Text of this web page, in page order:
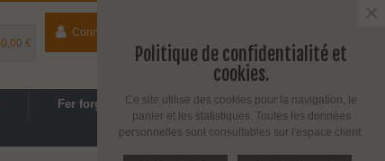
0,00 €
Connecter
Espace PRO / Avantages PRO
Fer forgé
Cuisine, SDB
Politique de confidentialité et
cookies.
Ce site utilise des cookies pour la navigation, le
panier et les statistiques. Toutes les données
personnelles sont consultables sur l'espace client.